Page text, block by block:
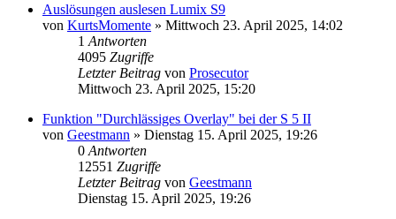
Auslösungen auslesen Lumix S9
von KurtsMomente » Mittwoch 23. April 2025, 14:02
1 Antworten
4095 Zugriffe
Letzter Beitrag von Prosecutor
Mittwoch 23. April 2025, 15:20
Funktion "Durchlässiges Overlay" bei der S 5 II
von Geestmann » Dienstag 15. April 2025, 19:26
0 Antworten
12551 Zugriffe
Letzter Beitrag von Geestmann
Dienstag 15. April 2025, 19:26